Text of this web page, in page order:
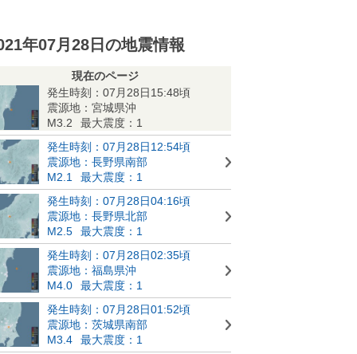
年07月28日の地震情報
現在のページ
発生時刻：07月28日15:48頃
震源地：宮城県沖
M3.2
最大震度：1
発生時刻：07月28日12:54頃
震源地：長野県南部
M2.1
最大震度：1
発生時刻：07月28日04:16頃
震源地：長野県北部
M2.5
最大震度：1
発生時刻：07月28日02:35頃
震源地：福島県沖
M4.0
最大震度：1
発生時刻：07月28日01:52頃
震源地：茨城県南部
M3.4
最大震度：1